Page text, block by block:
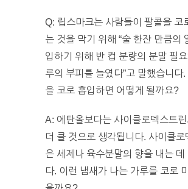
Q: 립스마크는 사람들이 팔콜을 코
는 것을 막기 위해 “술 한잔 만큼의
입하기 위해 반 컵 분량의 분말 필
루의 부피를 늘였다”고 말했습니다
을 코로 흡입하면 어떻게 될까요?
A: 에탄올보다는 사이클로덱스트린
더 클 것으로 생각됩니다. 사이클로
은 세제나 육수분말의 향을 내는 데
다. 이런 냄새가 나는 가루를 코로